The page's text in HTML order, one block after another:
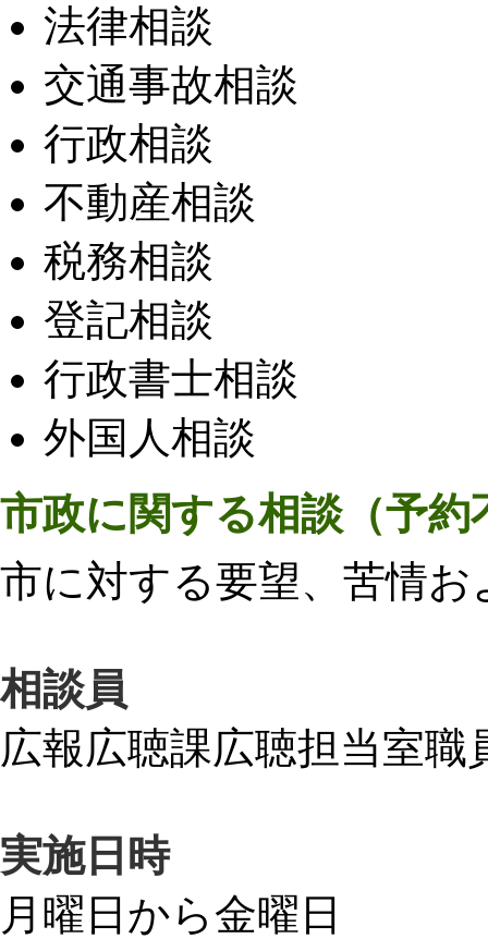
法律相談
交通事故相談
行政相談
不動産相談
税務相談
登記相談
行政書士相談
外国人相談
市政に関する相談（予約
市に対する要望、苦情お
相談員
広報広聴課広聴担当室職
実施日時
月曜日から金曜日